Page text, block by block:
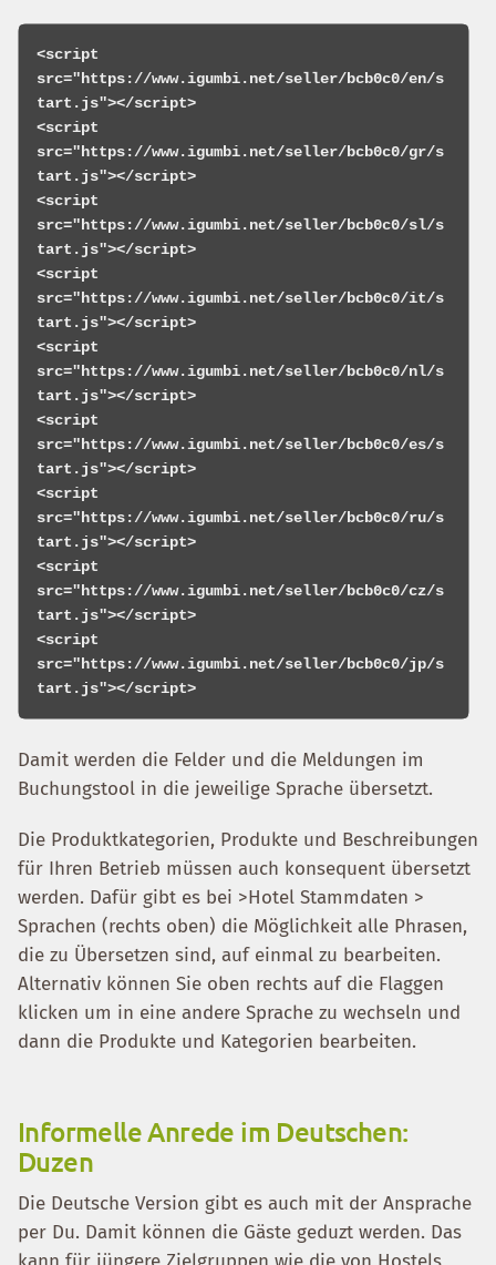
<script
src="https://www.igumbi.net/seller/bcb0c0/en/s
tart.js"></script>
<script
src="https://www.igumbi.net/seller/bcb0c0/gr/s
tart.js"></script>
<script
src="https://www.igumbi.net/seller/bcb0c0/sl/s
tart.js"></script>
<script
src="https://www.igumbi.net/seller/bcb0c0/it/s
tart.js"></script>
<script
src="https://www.igumbi.net/seller/bcb0c0/nl/s
tart.js"></script>
<script
src="https://www.igumbi.net/seller/bcb0c0/es/s
tart.js"></script>
<script
src="https://www.igumbi.net/seller/bcb0c0/ru/s
tart.js"></script>
<script
src="https://www.igumbi.net/seller/bcb0c0/cz/s
tart.js"></script>
<script
src="https://www.igumbi.net/seller/bcb0c0/jp/s
Damit werden die Felder und die Meldungen im
Buchungstool in die jeweilige Sprache übersetzt.
Die Produktkategorien, Produkte und Beschreibungen
für Ihren Betrieb müssen auch konsequent übersetzt
werden. Dafür gibt es bei >Hotel Stammdaten >
Sprachen (rechts oben) die Möglichkeit alle Phrasen,
die zu Übersetzen sind, auf einmal zu bearbeiten.
Alternativ können Sie oben rechts auf die Flaggen
klicken um in eine andere Sprache zu wechseln und
dann die Produkte und Kategorien bearbeiten.
Informelle Anrede im Deutschen:
Duzen
Die Deutsche Version gibt es auch mit der Ansprache
per Du. Damit können die Gäste geduzt werden. Das